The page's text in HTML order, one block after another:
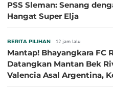
PSS Sleman: Senang
Hangat Super Elja
BERITA PILIHAN 12 jam lalu
Mantap! Bhayangkara FC
Datangkan Mantan Bek
Valencia Asal Argentina, Kevin Leonel